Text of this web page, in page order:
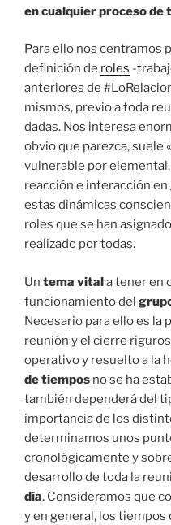
en cualquier proceso de
Para ello nos centramos
definición de roles -
anteriores de
mismos, previo a toda
dadas. Nos interesa
obvio que parezca, suele
vulnerable por
reacción e interacción
estas dinámicas
roles que se han
realizado por todas.
Un tema vitala tener en
funcionamiento del
Necesario para ello es la
reunión y el cierre
operativo y resuelto a la
de tiempos no se ha
también dependerá del
importancia de los
determinamos unos
cronológicamente y
desarrollo de toda la
día. Consideramos que
y en general, los tiempos